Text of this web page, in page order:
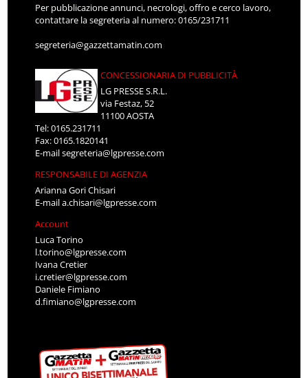
Per pubblicazione annunci, necrologi, offro e cerco lavoro,
contattare la segreteria al numero: 0165/231711
segreteria@gazzettamatin.com
CONCESSIONARIA DI PUBBLICITÀ
LG PRESSE S.R.L.
via Festaz, 52
11100 AOSTA
Tel: 0165.231711
Fax: 0165.1820141
E-mailsegreteria@lgpresse.com
RESPONSABILE DI AGENZIA
Arianna Gori Chisari
E-maila.chisari@lgpresse.com
Account
Luca Torino
l.torino@lgpresse.com
Ivana Cretier
i.cretier@lgpresse.com
Daniele Fimiano
d.fimiano@lgpresse.com